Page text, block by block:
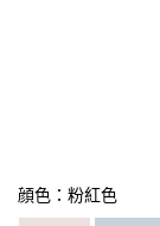
顔色：粉紅色